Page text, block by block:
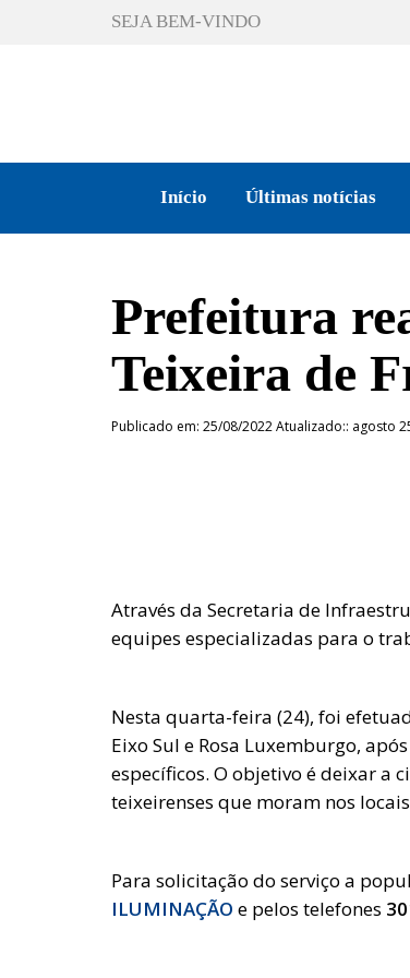
SEJA BEM-VINDO
Início Últimas notícias
Prefeitura
Teixeira de
Publicado em: 25/08/2022 Atualizado:: agosto
Através da Secretaria de
equipes especializadas para o
Nesta quarta-feira (24), foi
Eixo Sul e Rosa Luxemburgo,
específicos. O objetivo é deixar a
teixeirenses que moram nos
Para solicitação do serviço a
ILUMINAÇÃO e pelos telefones